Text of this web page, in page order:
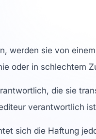
werden sie von
oder in schlechtem
die sie
verantwortlich
sich die Haftung